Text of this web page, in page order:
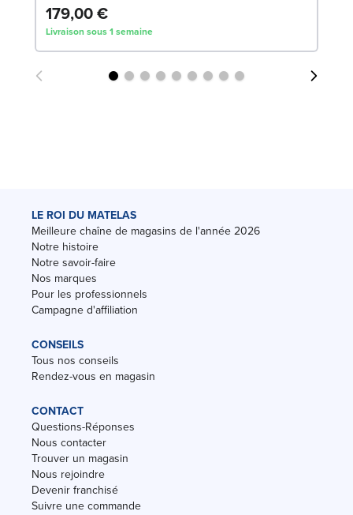
179,00 €
Livraison sous 1 semaine
LE ROI DU MATELAS
Meilleure chaîne de magasins de l'année 2026
Notre histoire
Notre savoir-faire
Nos marques
Pour les professionnels
Campagne d'affiliation
CONSEILS
Tous nos conseils
Rendez-vous en magasin
CONTACT
Questions-Réponses
Nous contacter
Trouver un magasin
Nous rejoindre
Devenir franchisé
Suivre une commande